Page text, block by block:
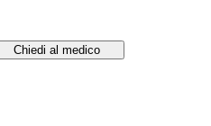
Chiedi al medico